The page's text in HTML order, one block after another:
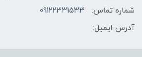
شماره تماس:
09122331533
آدرس ایمیل: